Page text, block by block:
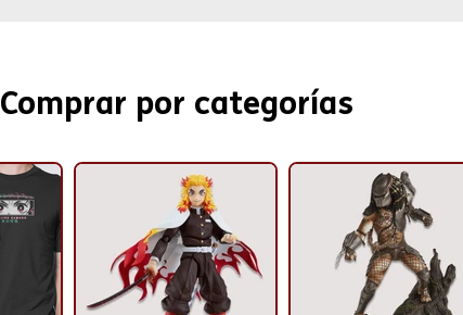
Comprar por categorías